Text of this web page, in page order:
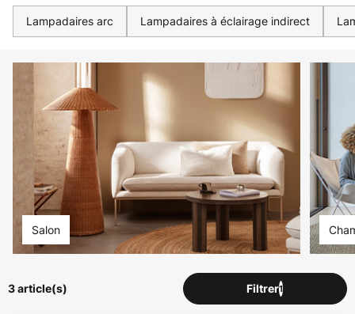
Lampadaires arc Lampadaires à éclairage indirect
Salon
3 article(s) Filtrer1